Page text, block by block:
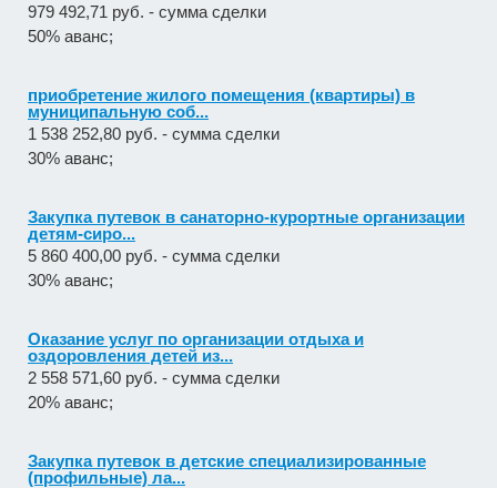
979 492,71 руб. - сумма сделки
50% аванс;
приобретение жилого помещения (квартиры) в
муниципальную соб...
1 538 252,80 руб. - сумма сделки
30% аванс;
Закупка путевок в санаторно-курортные организации
детям-сиро...
5 860 400,00 руб. - сумма сделки
30% аванс;
Оказание услуг по организации отдыха и
оздоровления детей из...
2 558 571,60 руб. - сумма сделки
20% аванс;
Закупка путевок в детские специализированные
(профильные) ла...